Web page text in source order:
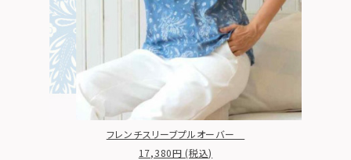
フレンチスリーブプルオーバー
17,380円 (税込)